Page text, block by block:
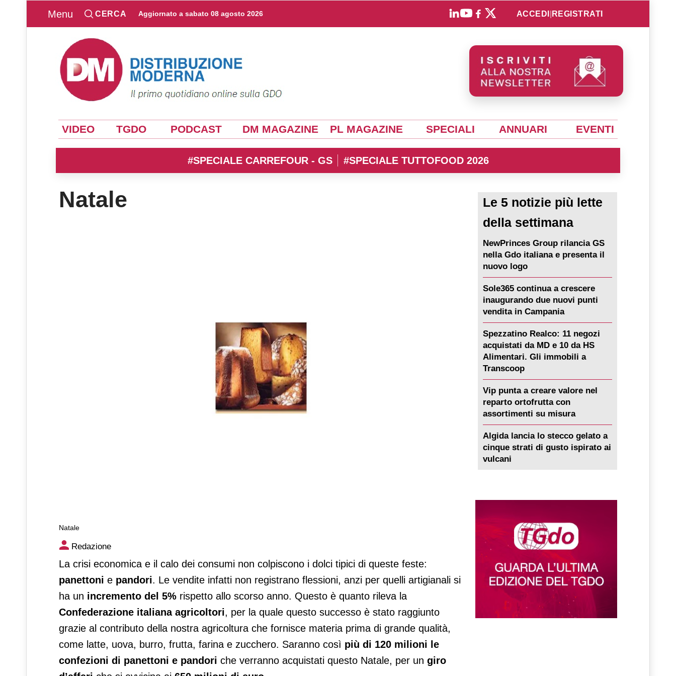
Menu CERCA Aggiornato a sabato 08 agosto 2026 ACCEDI REGISTRATI
VIDEO TGDO PODCAST DM MAGAZINE PL MAGAZINE SPECIALI ANNUARI EVENTI
#SPECIALE CARREFOUR - GS #SPECIALE TUTTOFOOD 2026
Natale
Natale
Natale
Redazione
La crisi economica e il calo dei consumi non colpiscono i dolci tipici di queste feste:
panettoni e pandori. Le vendite infatti non registrano flessioni, anzi per quelli artigianali si
ha un incremento del 5% rispetto allo scorso anno. Questo è quanto rileva la
Confederazione italiana agricoltori, per la quale questo successo è stato raggiunto
grazie al contributo della nostra agricoltura che fornisce materia prima di grande qualità,
come latte, uova, burro, frutta, farina e zucchero. Saranno così più di 120 milioni le
confezioni di panettoni e pandori che verranno acquistati questo Natale, per un giro
Le 5 notizie più lette
della settimana
NewPrinces Group rilancia GS
nella Gdo italiana e presenta il
nuovo logo
Sole365 continua a crescere
inaugurando due nuovi punti
vendita in Campania
Spezzatino Realco: 11 negozi
acquistati da MD e 10 da HS
Alimentari. Gli immobili a
Transcoop
Vip punta a creare valore nel
reparto ortofrutta con
assortimenti su misura
Algida lancia lo stecco gelato a
cinque strati di gusto ispirato ai
vulcani